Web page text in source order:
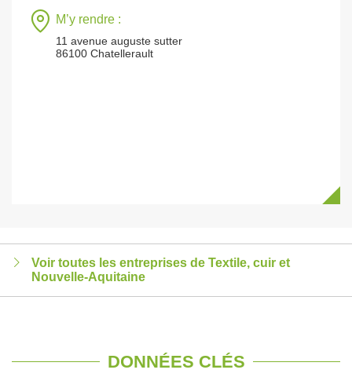
M’y rendre :
11 avenue auguste sutter
86100 Chatellerault
Voir toutes les entreprises de Textile, cuir et
Nouvelle-Aquitaine
DONNÉES CLÉS